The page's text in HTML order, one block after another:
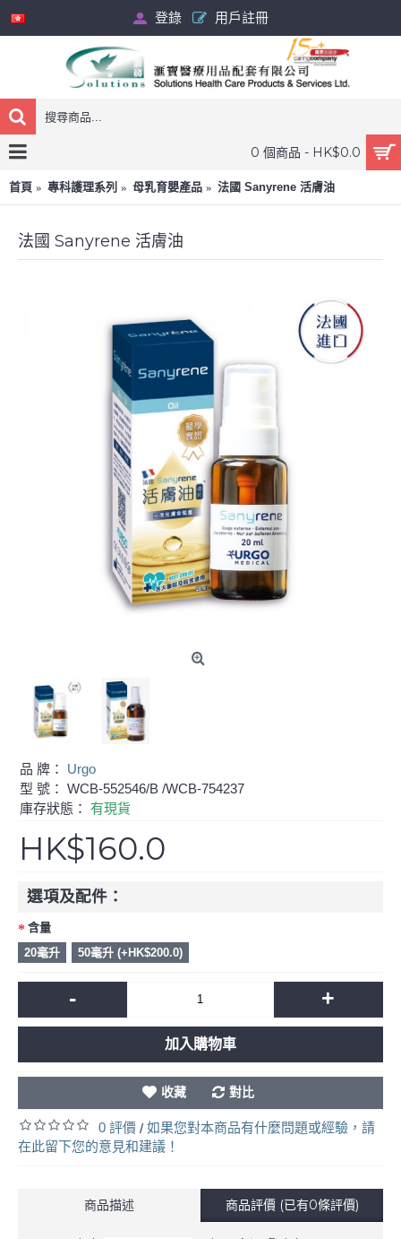
登錄 用戶註冊
0 個商品 - HK$0.0
首頁 專科護理系列 母乳育嬰產品 法國 Sanyrene 活膚油
法國 Sanyrene 活膚油
品 牌： Urgo
型 號： WCB-552546/B /WCB-754237
庫存狀態： 有現貨
HK$160.0
選項及配件：
含量
20毫升
50毫升 (+HK$200.0)
- +
加入購物車
收藏 對比
0 評價 / 如果您對本商品有什麼問題或經驗，請
在此留下您的意見和建議！
商品描述 商品評價 (已有0條評價)